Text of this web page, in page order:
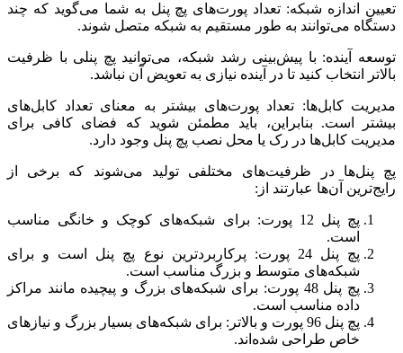
تعیین اندازه شبکه: تعداد پورت‌های پچ پنل به شما می‌گوید که چند
دستگاه می‌توانند به طور مستقیم به شبکه متصل شوند.
توسعه آینده: با پیش‌بینی رشد شبکه، می‌توانید پچ پنلی با ظرفیت
بالاتر انتخاب کنید تا در آینده نیازی به تعویض آن نباشد.
مدیریت کابل‌ها: تعداد پورت‌های بیشتر به معنای تعداد کابل‌های
بیشتر است. بنابراین، باید مطمئن شوید که فضای کافی برای
مدیریت کابل‌ها در رک یا محل نصب پچ پنل وجود دارد.
پچ پنل‌ها در ظرفیت‌های مختلفی تولید می‌شوند که برخی از
رایج‌ترین آن‌ها عبارتند از:
پچ پنل 12 پورت: برای شبکه‌های کوچک و خانگی مناسب
است.
پچ پنل 24 پورت: پرکاربردترین نوع پچ پنل است و برای
شبکه‌های متوسط و بزرگ مناسب است.
پچ پنل 48 پورت: برای شبکه‌های بزرگ و پیچیده مانند مراکز
داده مناسب است.
پچ پنل 96 پورت و بالاتر: برای شبکه‌های بسیار بزرگ و نیازهای
خاص طراحی شده‌اند.